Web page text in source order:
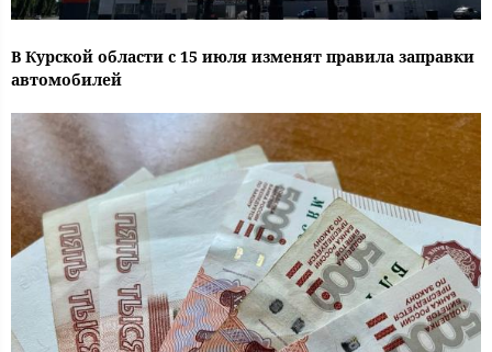
В Курской области с 15 июля изменят правила заправки
автомобилей